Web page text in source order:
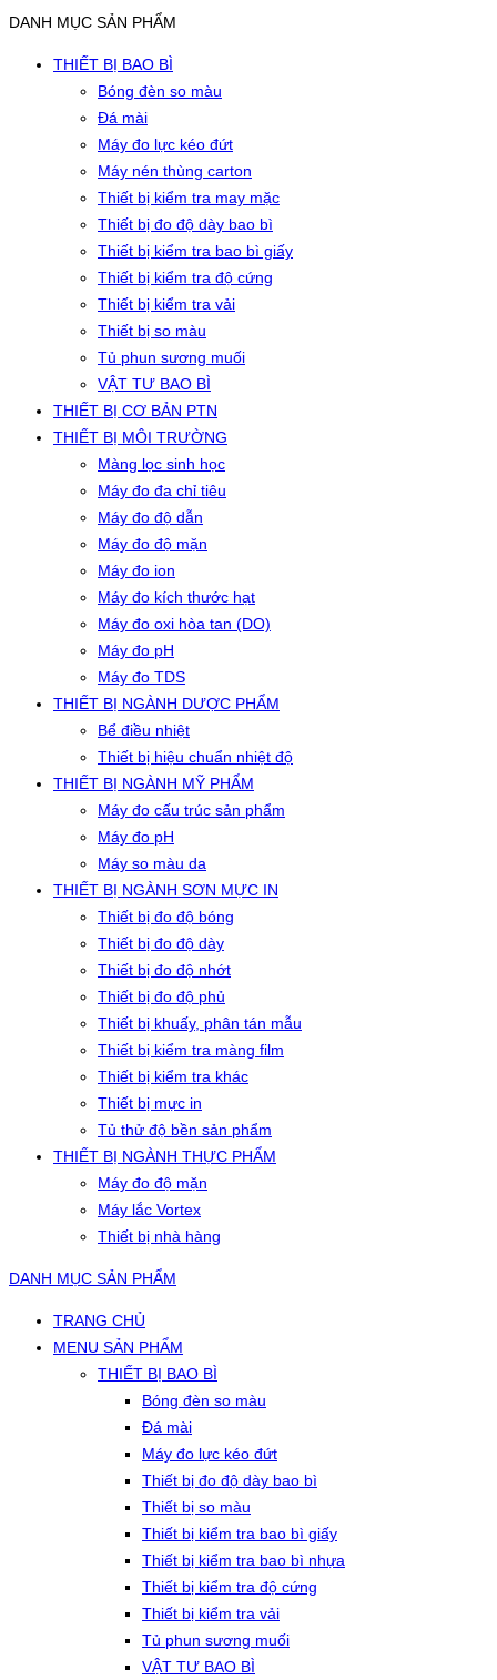
DANH MỤC SẢN PHẨM
THIẾT BỊ BAO BÌ
Bóng đèn so màu
Đá mài
Máy đo lực kéo đứt
Máy nén thùng carton
Thiết bị kiểm tra may mặc
Thiết bị đo độ dày bao bì
Thiết bị kiểm tra bao bì giấy
Thiết bị kiểm tra độ cứng
Thiết bị kiểm tra vải
Thiết bị so màu
Tủ phun sương muối
VẬT TƯ BAO BÌ
THIẾT BỊ CƠ BẢN PTN
THIẾT BỊ MÔI TRƯỜNG
Màng lọc sinh học
Máy đo đa chỉ tiêu
Máy đo độ dẫn
Máy đo độ mặn
Máy đo ion
Máy đo kích thước hạt
Máy đo oxi hòa tan (DO)
Máy đo pH
Máy đo TDS
THIẾT BỊ NGÀNH DƯỢC PHẨM
Bể điều nhiệt
Thiết bị hiệu chuẩn nhiệt độ
THIẾT BỊ NGÀNH MỸ PHẨM
Máy đo cấu trúc sản phẩm
Máy đo pH
Máy so màu da
THIẾT BỊ NGÀNH SƠN MỰC IN
Thiết bị đo độ bóng
Thiết bị đo độ dày
Thiết bị đo độ nhớt
Thiết bị đo độ phủ
Thiết bị khuấy, phân tán mẫu
Thiết bị kiểm tra màng film
Thiết bị kiểm tra khác
Thiết bị mực in
Tủ thử độ bền sản phẩm
THIẾT BỊ NGÀNH THỰC PHẨM
Máy đo độ mặn
Máy lắc Vortex
Thiết bị nhà hàng
DANH MỤC SẢN PHẨM
TRANG CHỦ
MENU SẢN PHẨM
THIẾT BỊ BAO BÌ
Bóng đèn so màu
Đá mài
Máy đo lực kéo đứt
Thiết bị đo độ dày bao bì
Thiết bị so màu
Thiết bị kiểm tra bao bì giấy
Thiết bị kiểm tra bao bì nhựa
Thiết bị kiểm tra độ cứng
Thiết bị kiểm tra vải
Tủ phun sương muối
VẬT TƯ BAO BÌ